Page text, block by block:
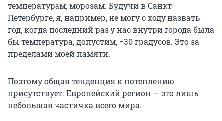
температурам, морозам. Будучи в Санкт-
Петербурге, я, например, не могу с ходу назвать
год, когда последний раз у нас внутри города была
бы температура, допустим, −30 градусов. Это за
пределами моей памяти.
Поэтому общая тенденция к потеплению
присутствует. Европейский регион — это лишь
небольшая частичка всего мира.